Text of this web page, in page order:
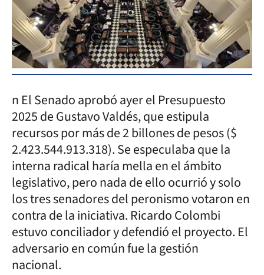
n El Senado aprobó ayer el Presupuesto
2025 de Gustavo Valdés, que estipula
recursos por más de 2 billones de pesos ($
2.423.544.913.318). Se especulaba que la
interna radical haría mella en el ámbito
legislativo, pero nada de ello ocurrió y solo
los tres senadores del peronismo votaron en
contra de la iniciativa. Ricardo Colombi
estuvo conciliador y defendió el proyecto. El
adversario en común fue la gestión
nacional.